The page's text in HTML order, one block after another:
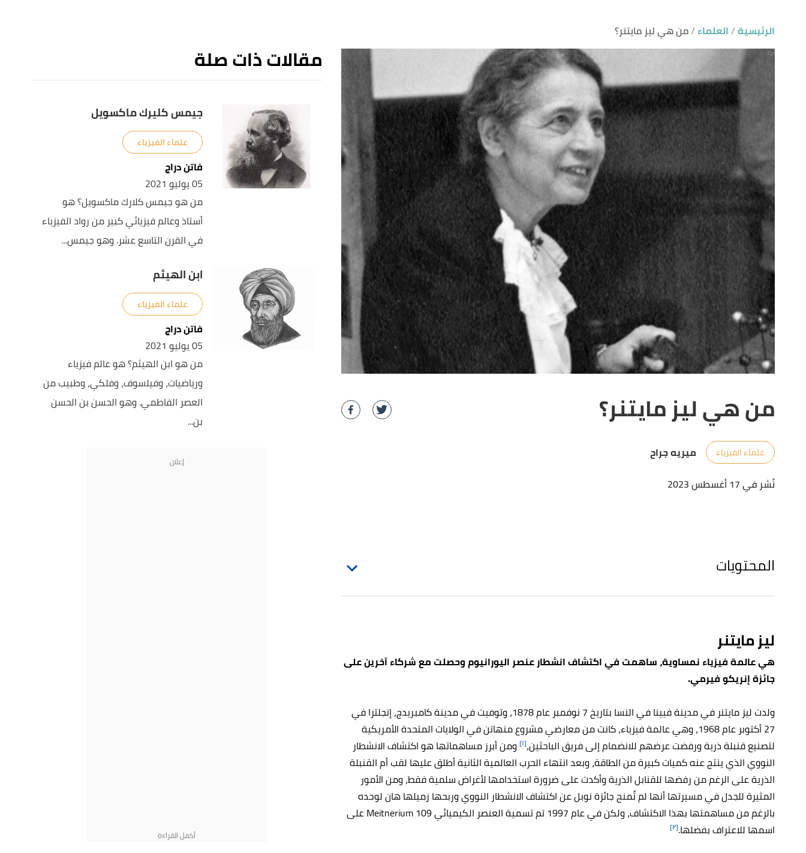
الرئيسية العلماء من هي ليز مايتنر؟
من هي ليز مايتنر؟
علماء الفيزياء
ميريه جراح
نُشر في 17 أغسطس 2023
المحتويات
ليز مايتنر
هي عالمة فيزياء نمساوية، ساهمت في اكتشاف انشطار عنصر اليورانيوم وحصلت مع شركاء آخرين على
جائزة إنريكو فيرمي.
ولدت ليز مايتنر في مدينة فيينا في النسا بتاريخ 7 نوفمبر عام 1878، وتوفيت في مدينة كامبريدج، إنجلترا في
27 أكتوبر عام 1968، وهي عالمة فيزياء، كانت من معارضي مشروع منهاتن في الولايات المتحدة الأمريكية
لتصنيع قنبلة ذرية ورفضت عرضهم للانضمام إلى فريق الباحثين،[١] ومن أبرز مساهماتها هو اكتشاف الانشطار
النووي الذي ينتج عنه كميات كبيرة من الطاقة، وبعد انتهاء الحرب العالمية الثانية أطلق عليها لقب أم القنبلة
الذرية على الرغم من رفضها للقنابل الذرية وأكدت على ضرورة استخدامها لأغراض سلمية فقط، ومن الأمور
المثيرة للجدل في مسيرتها أنها لم تُمنح جائزة نوبل عن اكتشاف الانشطار النووي وربحها زميلها هان لوحده
بالرغم من مساهمتها بهذا الاكتشاف، ولكن في عام 1997 تم تسمية العنصر الكيميائي 109 Meitnerium على
اسمها للاعتراف بفضلها.[٢]
مقالات ذات صلة
جيمس كليرك ماكسويل
علماء الفيزياء
فاتن دراج
05 يوليو 2021
من هو جيمس كلارك ماكسويل؟ هو
أستاذ وعالم فيزيائي كبير من رواد الفيزياء
في القرن التاسع عشر. وهو جيمس...
ابن الهيثم
علماء الفيزياء
فاتن دراج
05 يوليو 2021
من هو ابن الهيثم؟ هو عالم فيزياء
ورياضيات، وفيلسوف، وفلكي، وطبيب من
العصر الفاطمي. وهو الحسن بن الحسن
بن...